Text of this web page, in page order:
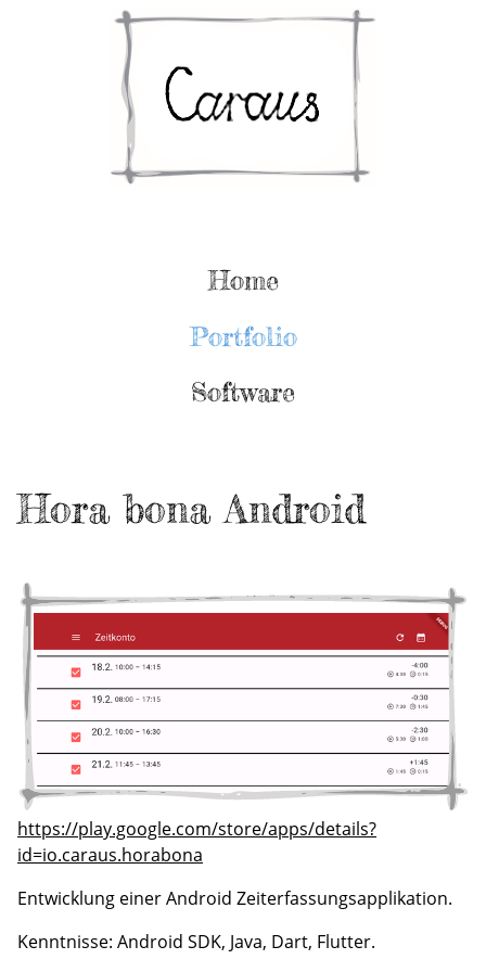
Home
Portfolio
Software
Hora bona Android
https://play.google.com/store/apps/details?
id=io.caraus.horabona
Entwicklung einer Android Zeiterfassungsapplikation.
Kenntnisse: Android SDK, Java, Dart, Flutter.